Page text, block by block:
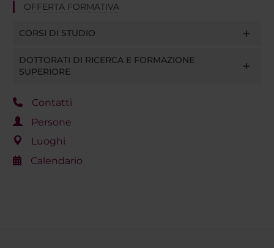
OFFERTA FORMATIVA
CORSI DI STUDIO
DOTTORATI DI RICERCA E FORMAZIONE
SUPERIORE
Contatti
Persone
Luoghi
Calendario